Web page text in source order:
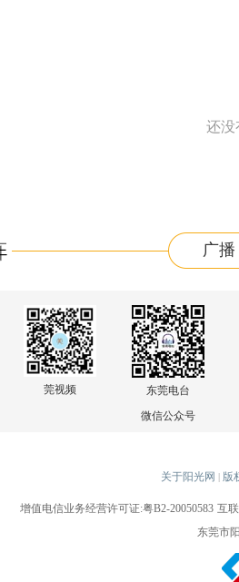
还没
广播
莞视频
东莞电台
微信公众号
关于阳光网 | 版
增值电信业务经营许可证:粤B2-20050583 互
东莞市